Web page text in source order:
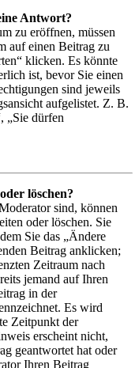
Antwort?
zu eröffnen, müssen
auf einen Beitrag zu
klicken. Es könnte
ist, bevor Sie einen
sind jeweils
aufgelistet. Z. B.
„Sie dürfen
löschen?
sind, können
oder löschen. Sie
Sie das „Ändere
Beitrag anklicken;
Zeitraum nach
jemand auf Ihren
in der
Es wird
Zeitpunkt der
erscheint nicht,
geantwortet hat oder
Ihren Beitrag